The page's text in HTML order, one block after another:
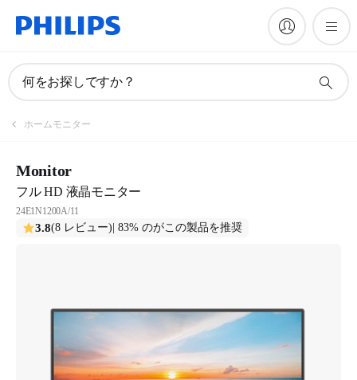
何をお探しですか？
ホームモニター
Monitor
フル HD 液晶モニター
24E1N1200A/11
3.8(8 レビュー) | 83% のがこの製品を推奨